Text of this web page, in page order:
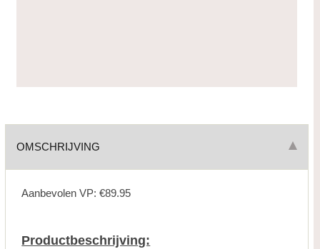
OMSCHRIJVING
Aanbevolen VP: €89.95
Productbeschrijving: